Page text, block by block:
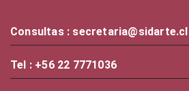
Consultas : secretaria@sidarte.cl
Tel : +56 22 7771036